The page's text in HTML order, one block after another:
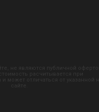
не являются публичной
расчитывается при
может отличаться от указанной
сайте.